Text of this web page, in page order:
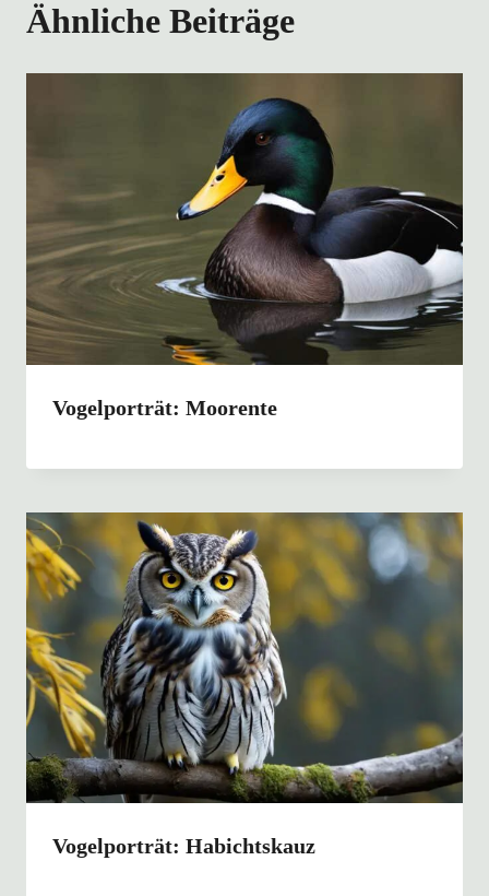
Ähnliche Beiträge
Vogelporträt: Moorente
Vogelporträt: Habichtskauz